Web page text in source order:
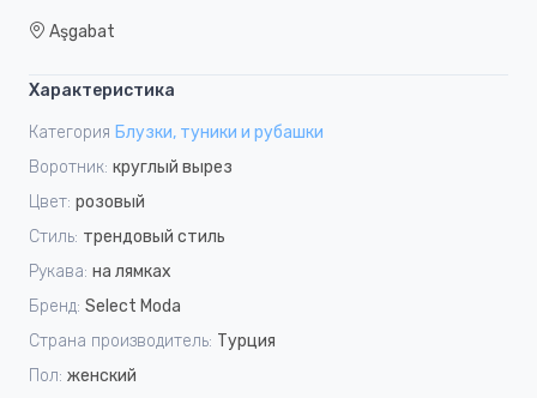
Aşgabat
Характеристика
Категория Блузки, туники и рубашки
Воротник: круглый вырез
Цвет: розовый
Стиль: трендовый стиль
Рукава: на лямках
Бренд: Select Moda
Страна производитель: Турция
Пол: женский